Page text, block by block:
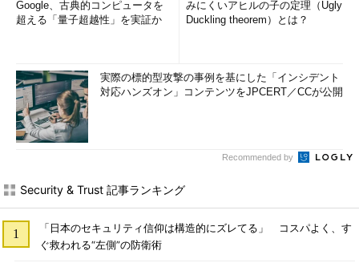
Google、古典的コンピュータを
超える「量子超越性」を実証か
みにくいアヒルの子の定理（Ugly
Duckling theorem）とは？
実際の標的型攻撃の事例を基にした「インシデント
対応ハンズオン」コンテンツをJPCERT／CCが公開
Recommended by
Security & Trust 記事ランキング
「日本のセキュリティ信仰は構造的にズレてる」 コスパよく、す
ぐ救われる“左側”の防衛術